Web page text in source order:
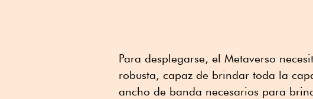
Para desplegarse, el Metaverso
robusta, capaz de brindar toda la
ancho de banda necesarios para